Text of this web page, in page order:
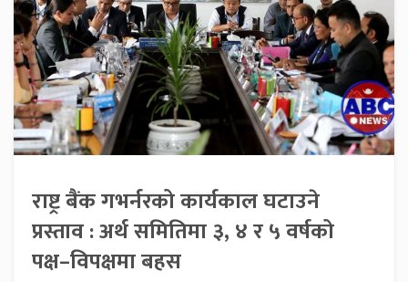
राष्ट्र बैंक गभर्नरको कार्यकाल घटाउने
प्रस्ताव : अर्थ समितिमा ३, ४ र ५ वर्षको
पक्ष–विपक्षमा बहस